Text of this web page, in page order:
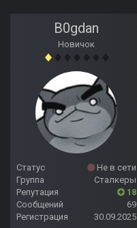
B0gdan
Новичок
Статус
Не в сети
Группа
Сталкеры
Репутация
18
Сообщений
69
Регистрация
30.09.2025